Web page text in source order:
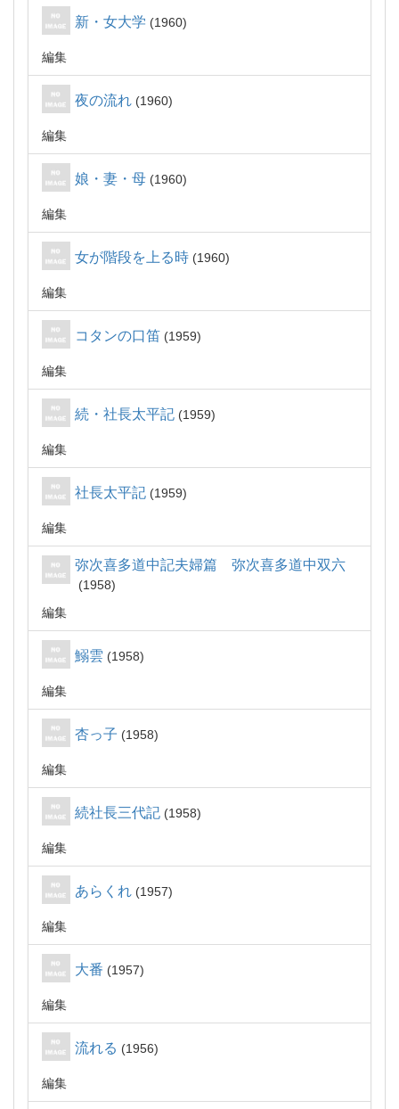
新・女大学 1960
編集
夜の流れ 1960
編集
娘・妻・母 1960
編集
女が階段を上る時 1960
編集
コタンの口笛 1959
編集
続・社長太平記 1959
編集
社長太平記 1959
編集
弥次喜多道中記夫婦篇 弥次喜多道中双六
1958
編集
鰯雲 1958
編集
杏っ子 1958
編集
続社長三代記 1958
編集
あらくれ 1957
編集
大番 1957
編集
流れる 1956
編集